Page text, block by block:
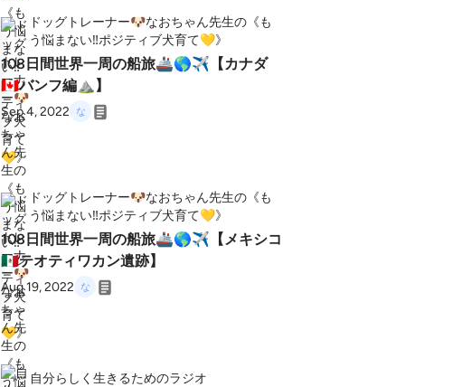
ドッグトレーナー🐶なおちゃん先生の《も
う悩まない‼️ポジティブ犬育て💛》
108日間世界一周の船旅🚢🌎✈【カナダ
🇨🇦バンフ編⛰】
Sep 4, 2022
ドッグトレーナー🐶なおちゃん先生の《も
う悩まない‼️ポジティブ犬育て💛》
108日間世界一周の船旅🚢🌎✈【メキシコ
🇲🇽テオティワカン遺跡】
Aug 19, 2022
自分らしく生きるためのラジオ